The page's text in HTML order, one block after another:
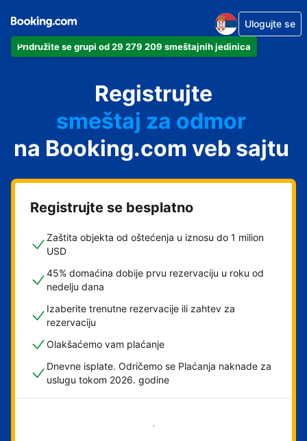
Pridružite se grupi od 29 279 209 smeštajnih jedinica
Ulogujte se
Registrujte
apartman
hotel
smeštaj za odmor
pansion
hostel
na Booking.com veb sajtu
Registrujte se besplatno
Zaštita objekta od oštećenja u iznosu do 1 milion
USD
45% domaćina dobije prvu rezervaciju u roku od
nedelju dana
Izaberite trenutne rezervacije ili zahtev za
rezervaciju
Olakšaćemo vam plaćanje
Dnevne isplate. Odričemo se Plaćanja naknade za
uslugu tokom 2026. godine
Počnite odmah